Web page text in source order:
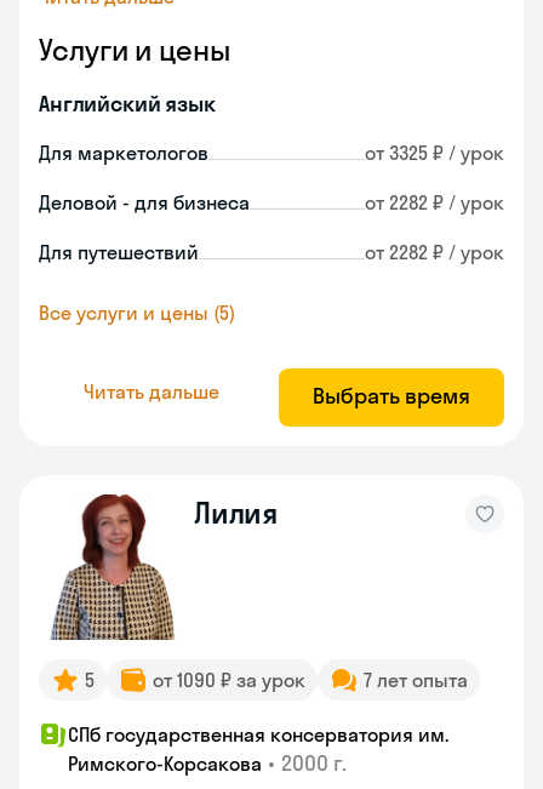
Услуги и цены
Английский язык
Для маркетологов от 3325 ₽ / урок
Деловой - для бизнеса от 2282 ₽ / урок
Для путешествий от 2282 ₽ / урок
Все услуги и цены (5)
Читать дальше Выбрать время
Лилия
5 от 1090 ₽ за урок 7 лет опыта
СПб государственная консерватория им.
Римского-Корсакова • 2000 г.